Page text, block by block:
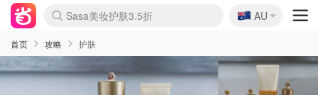
lululemon折扣上新
Sasa美妆护肤3.5折
SSENSE年中3折
FreshBeauty好价汇总
Cettire降价+叠9折
WWS Coles超市实拍
viagogo二手票捡漏
Myer超级周末1折
The Outnet奢牌1折起
David Jones 3折起
Flannels大牌1折
Perfumes Club护肤1折
AMIRO返校季6.2折
Amazon折扣汇总
eToro入金$200送$50
Amazon数码好物
ICONIC本周7.5折
ThedoubleF高奢地板价
Moose Knuckles 6折
丝芙兰5折起
EUFY官网3.7折起
Selenichast首饰2折
Trip机票酒店促销
YSL送5件彩妆礼
Amazon家居好物
Amazon美妆护肤
雅漾大喷$8
过敏原检测盒$33
伊索独家赠50ml沐浴露
科颜氏清仓3折
SEALIFE海洋馆门票6折
丝塔芙大白罐$16
订阅Newsletter送香薰
Cult Beauty 6.8折
Harrods圣诞日历2.3折
LN-CC奢牌私促3折
d'Alba空姐喷雾$16
EVE LOM套装逆天2折
Bernardelli独家4折
Adore Beauty 6折起
CT圣诞日历
Mytheresa奢品2.7折
Luxury Escapes 9折
Currentbody美容仪9折
MOON Garden Live
Roborock扫地机3.7折
Tingo Life水杯$24
Valentino官网5折
CR洗发护发6.3折
修丽可套装7.4折
Myer彩妆2件7折
GANNI官网4.5折
Stylevana韩妆4折
Tessabit高奢8.5折
OGX洗护4折
Amazon阿德莱德次日达
卡诗8.5折+赠礼
Philips Hue灯具8折
🇦🇺
AU
首页 攻略 护肤